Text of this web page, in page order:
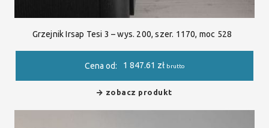
Grzejnik Irsap Tesi 3 – wys. 200, szer. 1170, moc 528
Cena od: 1 847.61 zł brutto
zobacz produkt